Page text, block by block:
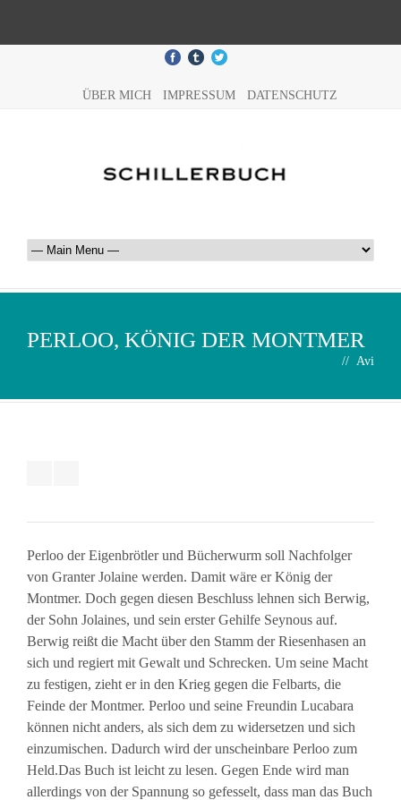
ÜBER MICH IMPRESSUM DATENSCHUTZ
PERLOO, KÖNIG DER MONTMER
// Avi
Perloo der Eigenbrötler und Bücherwurm soll Nachfolger
von Granter Jolaine werden. Damit wäre er König der
Montmer. Doch gegen diesen Beschluss lehnen sich Berwig,
der Sohn Jolaines, und sein erster Gehilfe Seynous auf.
Berwig reißt die Macht über den Stamm der Riesenhasen an
sich und regiert mit Gewalt und Schrecken. Um seine Macht
zu festigen, zieht er in den Krieg gegen die Felbarts, die
Feinde der Montmer. Perloo und seine Freundin Lucabara
können nicht anders, als sich dem zu widersetzen und sich
einzumischen. Dadurch wird der unscheinbare Perloo zum
Held.Das Buch ist leicht zu lesen. Gegen Ende wird man
allerdings von der Spannung so gefesselt, dass man das Buch